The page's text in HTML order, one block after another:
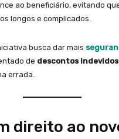
ao beneficiário, evitando
longos e complicados.
busca dar mais
de descontos indevidos
errada.
direito ao